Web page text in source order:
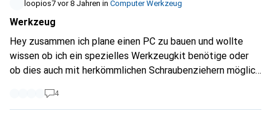
was ich weiss ist folgendes: Grafik: Nvidia GTX1080
Prozessor: i7, overclocked (hat ein riesen lüftungssystem
welches Mein Plan war eigentlich eine SSD für Windows
und die Spiele zu installieren und dann eine HDD für alles
andere. Habe aber leider nur sehr limitiert Ahnung von der
loopios7 vor 8 Jahren in Computer Werkzeug
Werkzeug
Hey zusammen ich plane einen PC zu bauen und wollte
wissen ob ich ein spezielles Werkzeugkit benötige oder
ob dies auch mit herkömmlichen Schraubenziehern möglich
4